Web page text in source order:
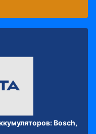
Bosch,